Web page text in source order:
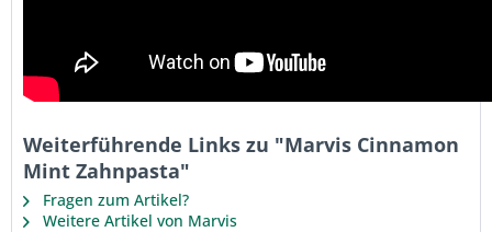
Weiterführende Links zu "Marvis Cinnamon
Mint Zahnpasta"
Fragen zum Artikel?
Weitere Artikel von Marvis